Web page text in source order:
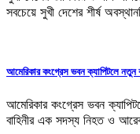
সবচেয়ে সুখী দেশের শীর্ষ
আমেরিকার কংগ্রেস ভবন ক্যাপিটলে নতুন
আমেরিকার কংগ্রেস ভবন
বাহিনীর এক সদস্য নিহত ও